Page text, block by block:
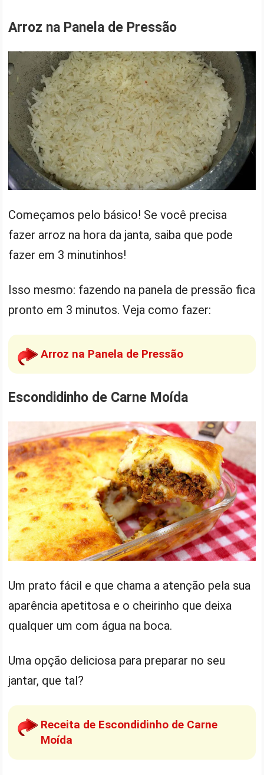
Arroz na Panela de Pressão
Começamos pelo básico! Se você precisa
fazer arroz na hora da janta, saiba que pode
fazer em 3 minutinhos!
Isso mesmo: fazendo na panela de pressão fica
pronto em 3 minutos. Veja como fazer:
Arroz na Panela de Pressão
Escondidinho de Carne Moída
Um prato fácil e que chama a atenção pela sua
aparência apetitosa e o cheirinho que deixa
qualquer um com água na boca.
Uma opção deliciosa para preparar no seu
jantar, que tal?
Receita de Escondidinho de Carne
Moída